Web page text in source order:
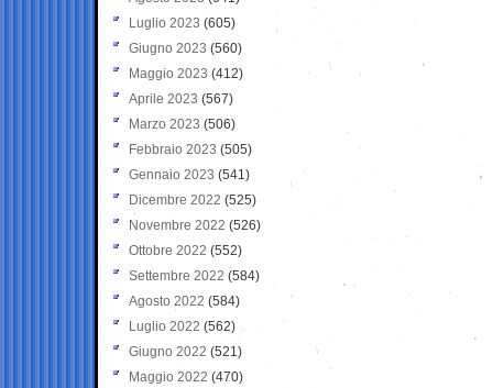
Luglio 2023 (605)
Giugno 2023 (560)
Maggio 2023 (412)
Aprile 2023 (567)
Marzo 2023 (506)
Febbraio 2023 (505)
Gennaio 2023 (541)
Dicembre 2022 (525)
Novembre 2022 (526)
Ottobre 2022 (552)
Settembre 2022 (584)
Agosto 2022 (584)
Luglio 2022 (562)
Giugno 2022 (521)
Maggio 2022 (470)